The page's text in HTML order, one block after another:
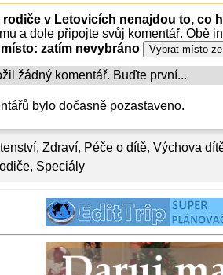
, Zdraví, Péče o dítě, Výchova
, Speciály
v Letovicích nenajdou to, co
a dole připojte svůj komentář. Obě
zatím nevybráno
žádný komentář. Buďte první...
bylo dočasně pozastaveno.